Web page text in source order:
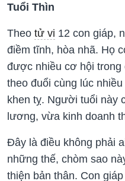
Tuổi Thìn
Theo tử vi 12 con giáp,
điềm tĩnh, hòa nhã. Họ
được nhiều cơ hội trong
theo đuổi cùng lúc
khen tỵ. Người tuổi này
lương, vừa kinh doanh
Đây là điều không phải
những thế, chòm sao
thiện bản thân. Con